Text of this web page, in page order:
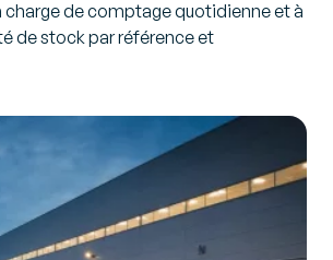
charge de comptage quotidienne et à
de stock par référence et